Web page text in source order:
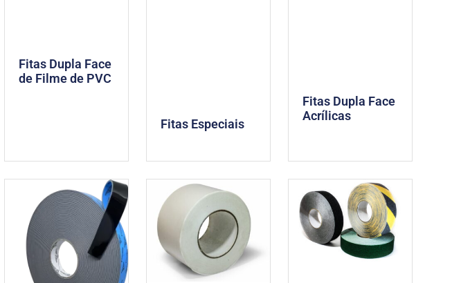
Fitas Dupla Face
de Filme de PVC
Fitas Especiais
Fitas Dupla Face
Acrílicas